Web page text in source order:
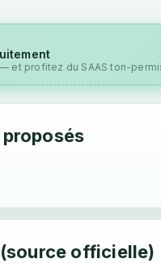
et profitez du SAAS ton-
officielle)